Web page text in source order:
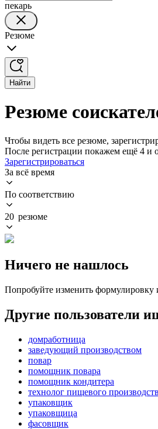
пекарь
Резюме
Найти
Резюме
Чтобы видеть все резюме,
После регистрации покажем ещё 4 и
Зарегистрироваться
За всё время
По соответствию
20 резюме
Ничего не нашлось
Попробуйте изменить формулировку
Другие пользователи
домработница
заведующий производством
повар
помощник повара
помощник кондитера
технолог пищевого
упаковщик
упаковщица
фасовщик